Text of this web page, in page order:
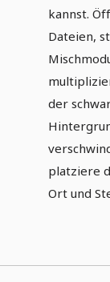
kannst.
Dateien,
der
platziere
Ort und